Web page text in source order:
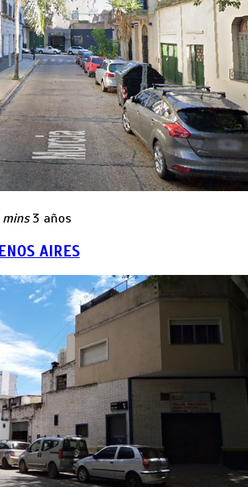
3 años
AIRES